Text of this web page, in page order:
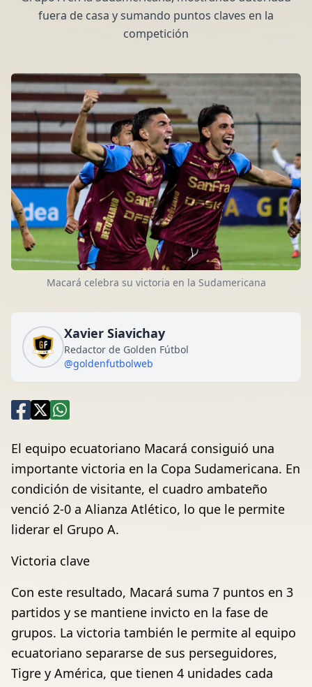
fuera de casa y sumando puntos claves en la
competición
Macará celebra su victoria en la Sudamericana
Xavier Siavichay
Redactor de Golden Fútbol
@goldenfutbolweb
El equipo ecuatoriano Macará consiguió una
importante victoria en la Copa Sudamericana. En
condición de visitante, el cuadro ambateño
venció 2-0 a Alianza Atlético, lo que le permite
liderar el Grupo A.
Victoria clave
Con este resultado, Macará suma 7 puntos en 3
partidos y se mantiene invicto en la fase de
grupos. La victoria también le permite al equipo
ecuatoriano separarse de sus perseguidores,
Tigre y América, que tienen 4 unidades cada